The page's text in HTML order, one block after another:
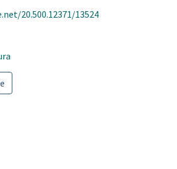
20.500.12371/13524